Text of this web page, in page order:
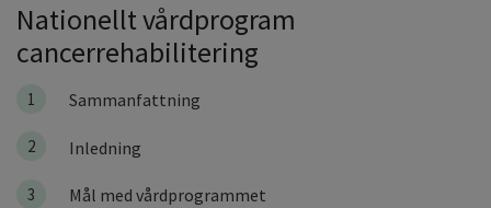
Nationellt vårdprogram
cancerrehabilitering
1 Sammanfattning
2 Inledning
3 Mål med vårdprogrammet